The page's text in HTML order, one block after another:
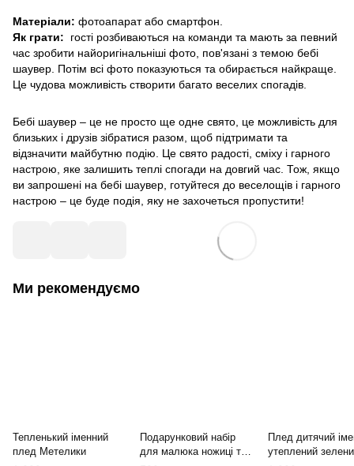
Матеріали: фотоапарат або смартфон.
Як грати: гості розбиваються на команди та мають за певний
час зробити найоригінальніші фото, пов'язані з темою бебі
шаувер. Потім всі фото показуються та обирається найкраще.
Це чудова можливість створити багато веселих спогадів.
Бебі шаувер – це не просто ще одне свято, це можливість для
близьких і друзів зібратися разом, щоб підтримати та
відзначити майбутню подію. Це свято радості, сміху і гарного
настрою, яке залишить теплі спогади на довгий час. Тож, якщо
ви запрошені на бебі шаувер, готуйтеся до веселощів і гарного
настрою – це буде подія, яку не захочеться пропустити!
Ми рекомендуємо
Тепленький іменний
плед Метелики
Подарунковий набір
для малюка ножиці та
Плед дитячий
утеплений